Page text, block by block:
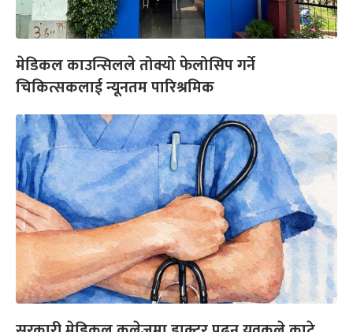
मेडिकल काउन्सिलले तोक्यो फेलोसिप गर्ने
चिकित्सकलाई न्यूनतम पारिश्रमिक